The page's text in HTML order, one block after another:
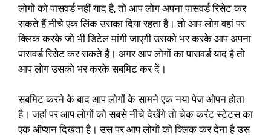
लोगों को पासवर्ड नहीं याद है, तो आप लोग अपना पासवर्ड रिसेट कर
सकते हैं नीचे एक लिंक उसका दिया रहता है। तो आप लोग वहां पर
क्लिक करके जो भी डिटेल मांगी जाएगी उसको भर करके आप अपना
पासवर्ड रिसेट कर सकते हैं। अगर आप लोगों का पासवर्ड याद है तो
आप लोग उसको भर करके सबमिट कर दें।
सबमिट करने के बाद आप लोगों के सामने एक नया पेज ओपन होता
है। जहां पर आप लोगों को सबसे नीचे देखेंगे तो चेक करंट स्टेटस का
एक ऑप्शन दिखता है। उस पर आप लोगों को क्लिक कर देना है उस